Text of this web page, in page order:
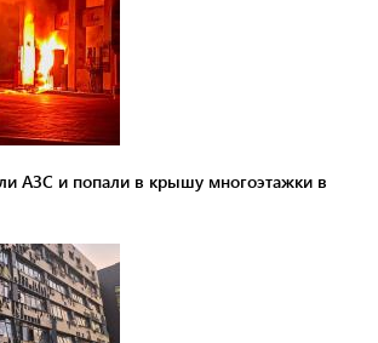
АЗС и попали в крышу многоэтажки в